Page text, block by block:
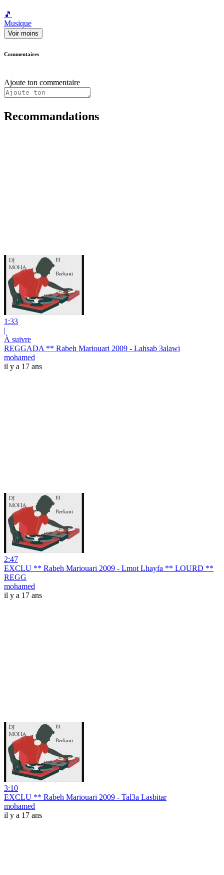
🎵
Musique
Voir moins
Commentaires
Ajoute ton commentaire
Recommandations
1:33
|
À suivre
REGGADA ** Rabeh Mariouari 2009 - Lahsab 3alawi
mohamed
il y a 17 ans
2:47
EXCLU ** Rabeh Mariouari 2009 - Lmot Lhayfa ** LOURD **
REGG
mohamed
il y a 17 ans
3:10
EXCLU ** Rabeh Mariouari 2009 - Tal3a Lasbitar
mohamed
il y a 17 ans